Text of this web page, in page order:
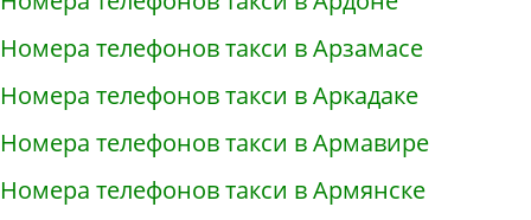
Номера телефонов такси в Арзамасе
Номера телефонов такси в Аркадаке
Номера телефонов такси в Армавире
Номера телефонов такси в Армянске